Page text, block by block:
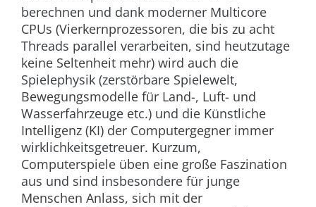
berechnen und dank moderner Multicore
CPUs (Vierkernprozessoren, die bis zu acht
Threads parallel verarbeiten, sind heutzutage
keine Seltenheit mehr) wird auch die
Spielephysik (zerstörbare Spielewelt,
Bewegungsmodelle für Land-, Luft- und
Wasserfahrzeuge etc.) und die Künstliche
Intelligenz (KI) der Computergegner immer
wirklichkeitsgetreuer. Kurzum,
Computerspiele üben eine große Faszination
aus und sind insbesondere für junge
Menschen Anlass, sich mit der